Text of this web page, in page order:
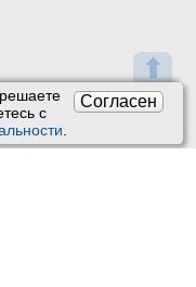
⬆
Согласен
с
.